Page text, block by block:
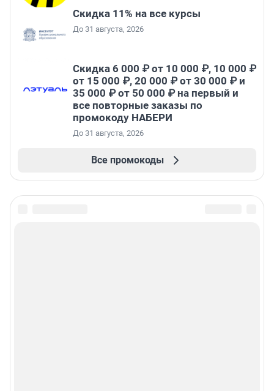
Скидка 11% на все курсы
До 31 августа, 2026
Скидка 6 000 ₽ от 10 000 ₽, 10 000 ₽
от 15 000 ₽, 20 000 ₽ от 30 000 ₽ и
35 000 ₽ от 50 000 ₽ на первый и
все повторные заказы по
промокоду НАБЕРИ
До 31 августа, 2026
Все промокоды